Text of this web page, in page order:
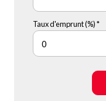
Taux d'emprunt (%) *